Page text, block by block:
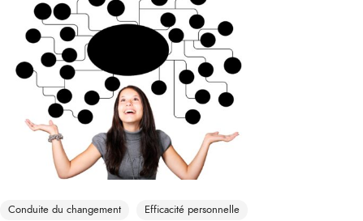
Conduite du changement
Efficacité personnelle